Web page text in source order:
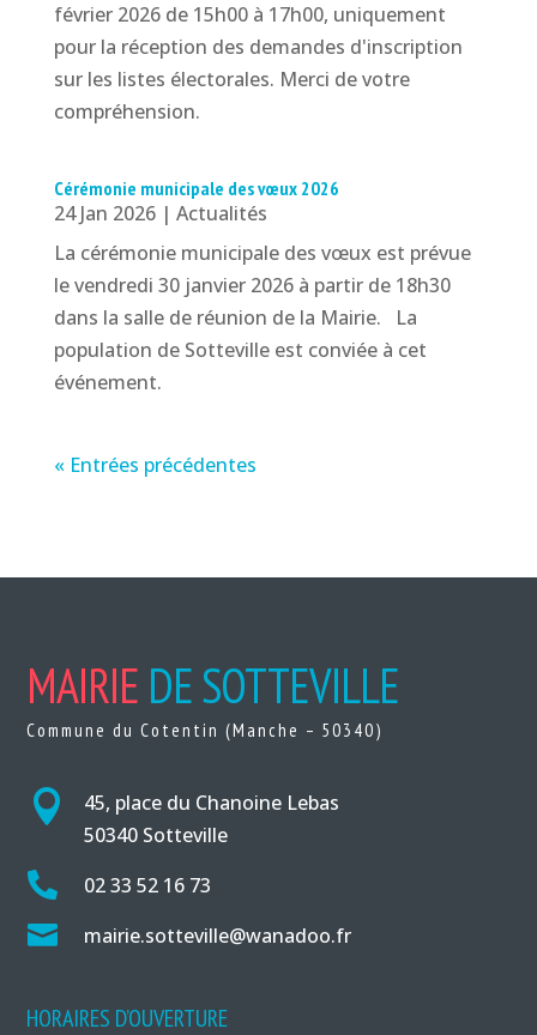
février 2026 de 15h00 à 17h00, uniquement
pour la réception des demandes d'inscription
sur les listes électorales. Merci de votre
compréhension.
Cérémonie municipale des vœux 2026
24 Jan 2026| Actualités
La cérémonie municipale des vœux est prévue
le vendredi 30 janvier 2026 à partir de 18h30
dans la salle de réunion de la Mairie. La
population de Sotteville est conviée à cet
événement.
« Entrées précédentes
MAIRIE DE SOTTEVILLE
Commune du Cotentin (Manche – 50340)

45, place du Chanoine Lebas
50340 Sotteville
 02 33 52 16 73
 mairie.sotteville@wanadoo.fr
HORAIRES D’OUVERTURE